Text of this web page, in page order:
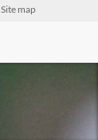
Site map